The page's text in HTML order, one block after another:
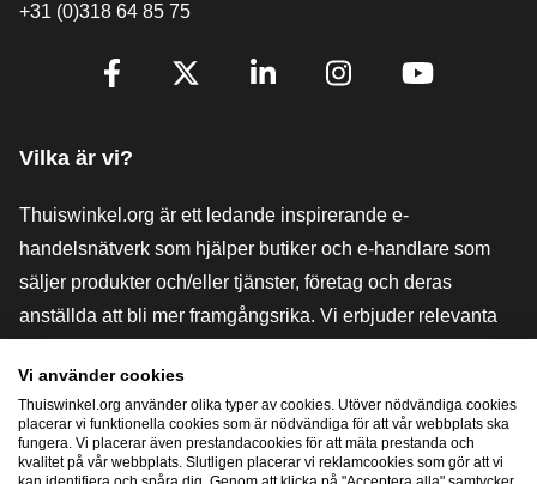
+31 (0)318 64 85 75
[_General:SocialMediaTitle]
Vilka är vi?
Thuiswinkel.org är ett ledande inspirerande e-
handelsnätverk som hjälper butiker och e-handlare som
säljer produkter och/eller tjänster, företag och deras
anställda att bli mer framgångsrika. Vi erbjuder relevanta
Thuiswinkel-recensioner, rättsliga medel och rådgivning,
stöd, marknadsundersökningar och vi har en egen
utbildningsplattform, Thuiswinkel e-Academy.
Vi använder cookies
Thuiswinkel.org använder olika typer av cookies. Utöver nödvändiga cookies
placerar vi funktionella cookies som är nödvändiga för att vår webbplats ska
fungera. Vi placerar även prestandacookies för att mäta prestanda och
kvalitet på vår webbplats. Slutligen placerar vi reklamcookies som gör att vi